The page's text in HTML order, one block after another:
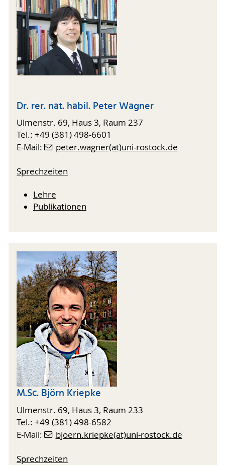
Dr. rer. nat. habil. Peter Wagner
Ulmenstr. 69, Haus 3, Raum 237
Tel.: +49 (381) 498-6601
E-Mail:
peter.wagner(at)uni-rostock.de
Sprechzeiten
Lehre
Publikationen
M.Sc. Björn Kriepke
Ulmenstr. 69, Haus 3, Raum 233
Tel.: +49 (381) 498-6582
E-Mail:
bjoern.kriepke(at)uni-rostock.de
Sprechzeiten